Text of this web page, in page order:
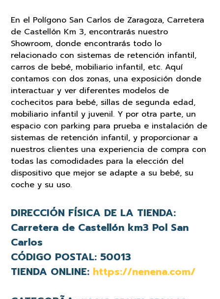
En el Polígono San Carlos de Zaragoza, Carretera
de Castellón Km 3, encontrarás nuestro
Showroom, donde encontrarás todo lo
relacionado con sistemas de retención infantil,
carros de bebé, mobiliario infantil, etc. Aquí
contamos con dos zonas, una exposición donde
interactuar y ver diferentes modelos de
cochecitos para bebé, sillas de segunda edad,
mobiliario infantil y juvenil. Y por otra parte, un
espacio con parking para prueba e instalación de
sistemas de retención infantil, y proporcionar a
nuestros clientes una experiencia de compra con
todas las comodidades para la elección del
dispositivo que mejor se adapte a su bebé, su
coche y su uso.
DIRECCIÓN FÍSICA DE LA TIENDA:
Carretera de Castellón km3 Pol San
Carlos
CÓDIGO POSTAL: 50013
TIENDA ONLINE: https://nenena.com/